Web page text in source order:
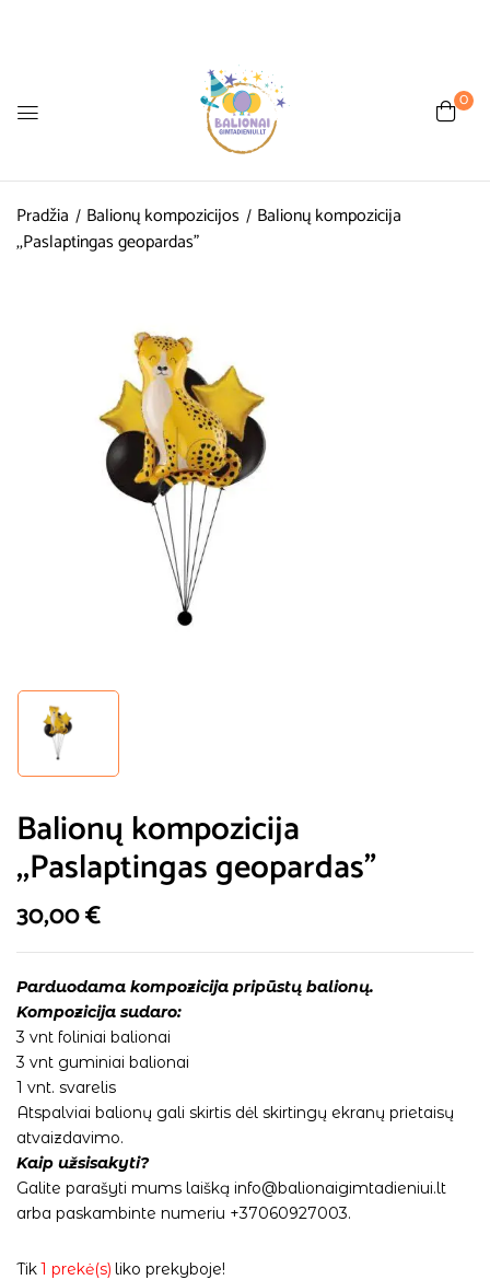
0
Pradžia Balionų kompozicijos
Balionų kompozicija
,,Paslaptingas geopardas”
Balionų kompozicija
,,Paslaptingas geopardas”
30,00€
Parduodama kompozicija pripūstų balionų.
Kompozicija sudaro:
3 vnt foliniai balionai
3 vnt guminiai balionai
1 vnt. svarelis
Atspalviai balionų gali skirtis dėl skirtingų ekranų prietaisų
atvaizdavimo.
Kaip užsisakyti?
Galite parašyti mums laišką info@balionaigimtadieniui.lt
arba paskambinte numeriu +37060927003.
Tik1 prekė(s) liko prekyboje!